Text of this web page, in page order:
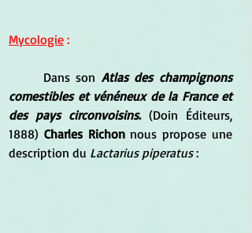
Mycologie :
	Dans son
Atlas des champignons
comestibles et vénéneux de la France et
des pays circonvoisins. (Doin Éditeurs,
1888) Charles Richon nous propose une
description du Lactarius piperatus :